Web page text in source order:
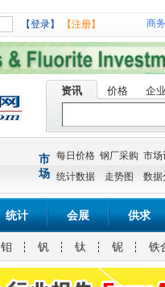
【登录】 【注册】 商
资讯 价格 企
市
场
每日价格 钢厂采购 市场
统计数据
走势图 数据
统计 会展 供求
钼 钒 钛 铌 铁